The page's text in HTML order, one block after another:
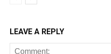
LEAVE A REPLY